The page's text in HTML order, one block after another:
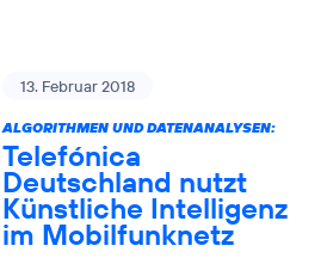
13. Februar 2018
ALGORITHMEN UND DATENANALYSEN:
Telefónica
Deutschland nutzt
Künstliche Intelligenz
im Mobilfunknetz